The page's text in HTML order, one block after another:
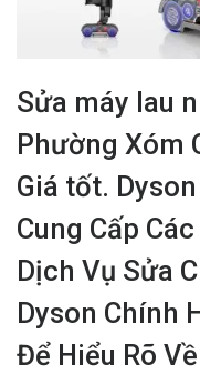
Sửa máy lau
Phường Xóm
Giá tốt.
Cung Cấp
Dịch Vụ Sửa
Dyson Chính
Để Hiểu Rõ